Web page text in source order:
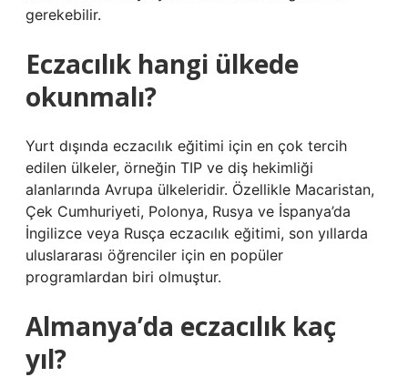
gerekebilir.
Eczacılık hangi ülkede
okunmalı?
Yurt dışında eczacılık eğitimi için en çok tercih
edilen ülkeler, örneğin TIP ve diş hekimliği
alanlarında Avrupa ülkeleridir. Özellikle Macaristan,
Çek Cumhuriyeti, Polonya, Rusya ve İspanya’da
İngilizce veya Rusça eczacılık eğitimi, son yıllarda
uluslararası öğrenciler için en popüler
programlardan biri olmuştur.
Almanya’da eczacılık kaç
yıl?